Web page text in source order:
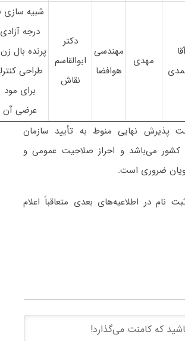
مهدی
مهندسی
هوافضا
دکتر
ابوالقاسم
نقاش
درجه آزادی
پرنده بال
طراحی
برای مود
عرضی آن
پذیرش نهایی منوط به تأیید سازمان
می‌باشد و احراز صلاحیت عمومی و
ضروری است.
نام در اطلاعیه‌های بعدی متعاقباً اعلام